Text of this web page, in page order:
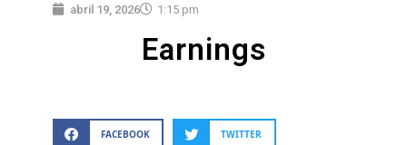
abril 19, 2026 1:15 pm
Earnings
FACEBOOK TWITTER